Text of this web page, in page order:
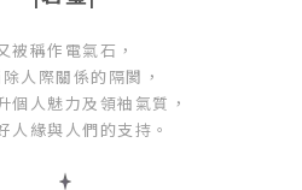
被稱作電氣石，
人際關係的隔閡，
個人魅力及領袖氣質，
人緣與人們的支持。